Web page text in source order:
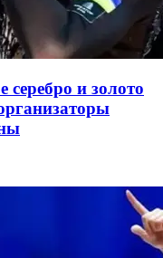
серебро и золото